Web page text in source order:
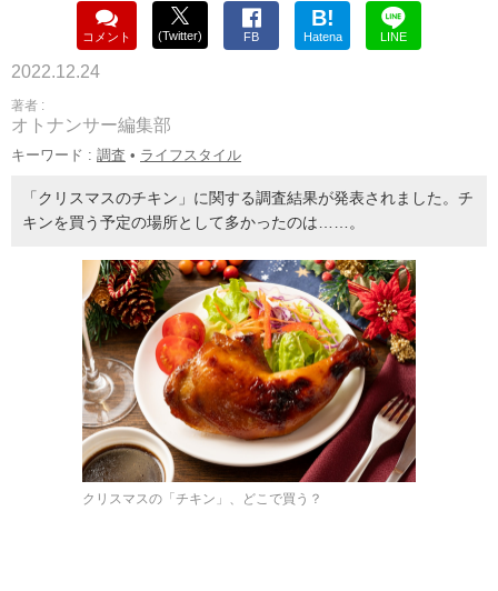
コメント (Twitter) FB
B!
Hatena LINE
2022.12.24
著者 :
オトナンサー編集部
キーワード : 調査 • ライフスタイル
「クリスマスのチキン」に関する調査結果が発表されました。チ
キンを買う予定の場所として多かったのは……。
クリスマスの「チキン」、どこで買う？